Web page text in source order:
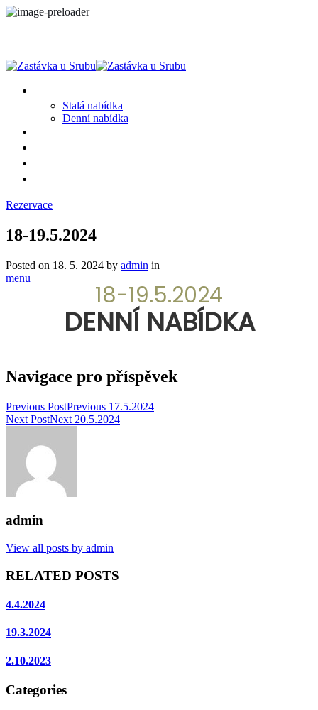
Stalá nabídka
Denní nabídka
Rezervace
18-19.5.2024
Posted on 18. 5. 2024 by admin in
menu
18-19.5.2024
DENNÍ NABÍDKA
Navigace pro příspěvek
Previous PostPrevious 17.5.2024
Next PostNext 20.5.2024
admin
View all posts by admin
RELATED POSTS
4.4.2024
19.3.2024
2.10.2023
Categories